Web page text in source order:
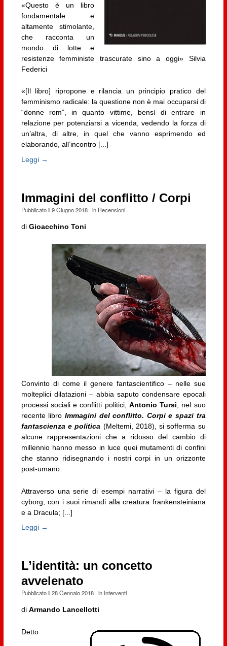
«Questo è un libro
fondamentale e
altamente stimolante,
che racconta un
mondo di lotte e
resistenze femministe trascurate sino a oggi» Silvia
Federici
«[Il libro] ripropone e rilancia un principio pratico del
femminismo radicale: la questione non è mai occuparsi di
“donne rom”, in quanto vittime, bensì di entrare in
relazione per potenziarsi a vicenda, vedendo la forza di
un’altra, di altre, in quel che vanno esprimendo ed
elaborando, all’incontro [...]
Leggi →
Immagini del conflitto / Corpi
Pubblicato il9 Giugno 2018· in Recensioni·
di Gioacchino Toni
Convinto di come il genere fantascientifico – nelle sue
molteplici dilatazioni – abbia saputo condensare epocali
processi sociali e conflitti politici, Antonio Tursi , nel suo
recente libro Immagini del conflitto. Corpi e spazi tra
fantascienza e politica (Meltemi, 2018), si sofferma su
alcune rappresentazioni che a ridosso del cambio di
millennio hanno messo in luce quei mutamenti di confini
che stanno ridisegnando i nostri corpi in un orizzonte
post-umano.
Attraverso una serie di esempi narrativi – la figura del
cyborg, con i suoi rimandi alla creatura frankensteiniana
e a Dracula; [...]
Leggi →
L’identità: un concetto
avvelenato
Pubblicato il28 Gennaio 2018· in Interventi·
di Armando Lancellotti
Detto